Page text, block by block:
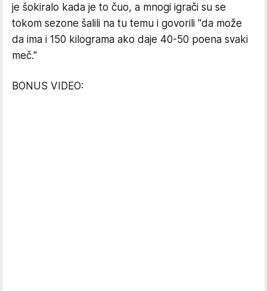
je šokiralo kada je to čuo, a mnogi igrači su se
tokom sezone šalili na tu temu i govorili "da može
da ima i 150 kilograma ako daje 40-50 poena svaki
meč."
BONUS VIDEO: